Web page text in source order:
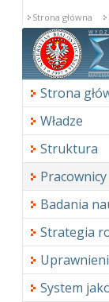
Strona główna
Strona
Władze
Struktura
Pracownicy
Badania
Strategia
System